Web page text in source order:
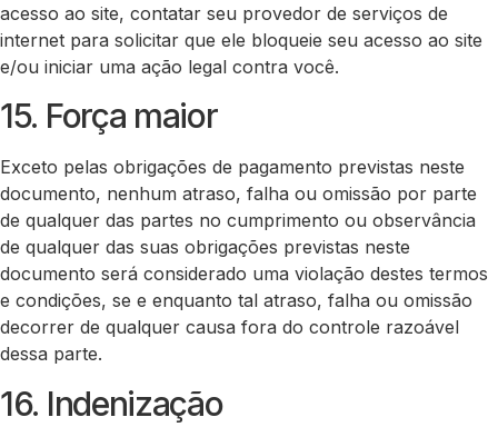
acesso ao site, contatar seu provedor de serviços de
internet para solicitar que ele bloqueie seu acesso ao site
e/ou iniciar uma ação legal contra você.
15. Força maior
Exceto pelas obrigações de pagamento previstas neste
documento, nenhum atraso, falha ou omissão por parte
de qualquer das partes no cumprimento ou observância
de qualquer das suas obrigações previstas neste
documento será considerado uma violação destes termos
e condições, se e enquanto tal atraso, falha ou omissão
decorrer de qualquer causa fora do controle razoável
dessa parte.
16. Indenização